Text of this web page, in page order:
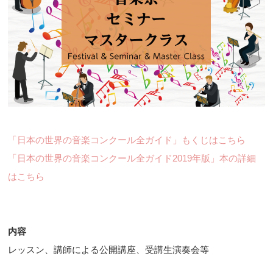
「日本の世界の音楽コンクール全ガイド」もくじはこちら
「日本の世界の音楽コンクール全ガイド2019年版」本の詳細
はこちら
内容
レッスン、講師による公開講座、受講生演奏会等